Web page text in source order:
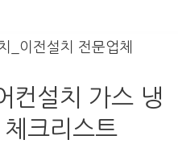
컨설치 가스 냉
크리스트